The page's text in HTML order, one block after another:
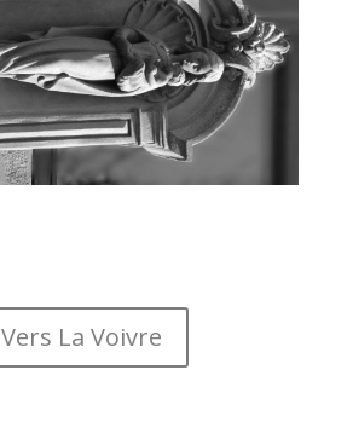
Vers La Voivre